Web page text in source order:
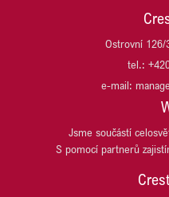
PASSERINVEST GROUP
REALISM (DŘÍVE T.E)
SCHNEIDER ELECTRIC
HOCHTIEF
ITT OSTRAVA
Ostrovní 126/
tel.:
e-mail:
Jsme součástí
S pomocí partnerů